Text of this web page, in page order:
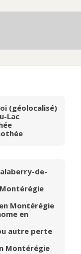
(géolocalisé)
Lac
de-
Montérégie
en
autre perte
Montérégie